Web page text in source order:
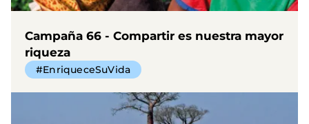
Campaña 66 - Compartir es nuestra mayor
riqueza
#EnriqueceSuVida